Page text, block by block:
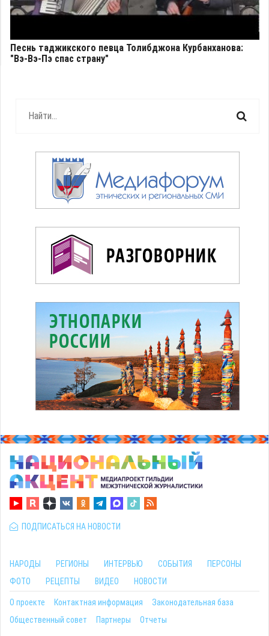
Песнь таджикского певца Толибджона Курбанханова:
"Вэ-Вэ-Пэ спас страну"
ПОДПИСАТЬСЯ НА НОВОСТИ
НАРОДЫ РЕГИОНЫ ИНТЕРВЬЮ СОБЫТИЯ
ПЕРСОНЫ
ФОТО
РЕЦЕПТЫ ВИДЕО НОВОСТИ
О проекте Контактная информация
Законодательная база
Общественный совет
Партнеры Отчеты